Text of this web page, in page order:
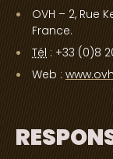
OVH – 2, Rue
France.
Tél : +33 (0)8
Web :